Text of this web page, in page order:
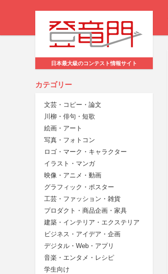
日本最大級のコンテスト情報サイト
カテゴリー
文芸・コピー・論文
川柳・俳句・短歌
絵画・アート
写真・フォトコン
ロゴ・マーク・キャラクター
イラスト・マンガ
映像・アニメ・動画
グラフィック・ポスター
工芸・ファッション・雑貨
プロダクト・商品企画・家具
建築・インテリア・エクステリア
ビジネス・アイデア・企画
デジタル・Web・アプリ
音楽・エンタメ・レシピ
学生向け